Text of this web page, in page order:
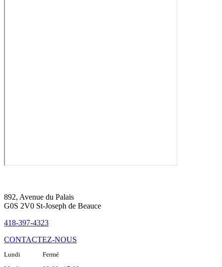
892, Avenue du Palais
G0S 2V0 St-Joseph de Beauce
418-397-4323
CONTACTEZ-NOUS
Lundi Fermé